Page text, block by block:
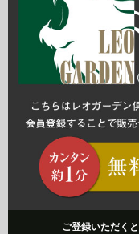
ご登録いただくと